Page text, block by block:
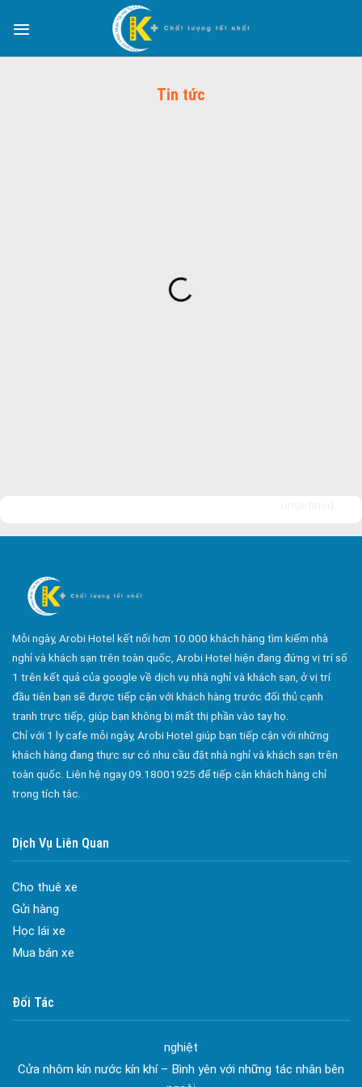
Tin tức
Mỗi ngày, Arobi Hotel kết nối hơn 10.000 khách hàng tìm kiếm nhà
nghỉ và khách sạn trên toàn quốc, Arobi Hotel hiện đang đứng vị trí số
1 trên kết quả của google về dịch vụ nhà nghỉ và khách sạn, ở vị trí
đầu tiên bạn sẽ được tiếp cận với khách hàng trước đối thủ cạnh
tranh trực tiếp, giúp bạn không bị mất thị phần vào tay họ.
Chỉ với 1 ly cafe mỗi ngày, Arobi Hotel giúp bạn tiếp cận với những
khách hàng đang thực sự có nhu cầu đặt nhà nghỉ và khách sạn trên
toàn quốc. Liên hệ ngay 09.18001925 để tiếp cận khách hàng chỉ
trong tích tắc.
Dịch Vụ Liên Quan
Cho thuê xe
Gửi hàng
Học lái xe
Mua bán xe
Đối TácĐa dạng màu sắc cửa nhôm – Tối ưu màu sắc Kiến Trúc
Cửa nhôm chống gió mưa – Hiên ngang giữa thời tiết khắc
nghiệt
Cửa nhôm kín nước kín khí – Bình yên với những tác nhân bên
ngoài